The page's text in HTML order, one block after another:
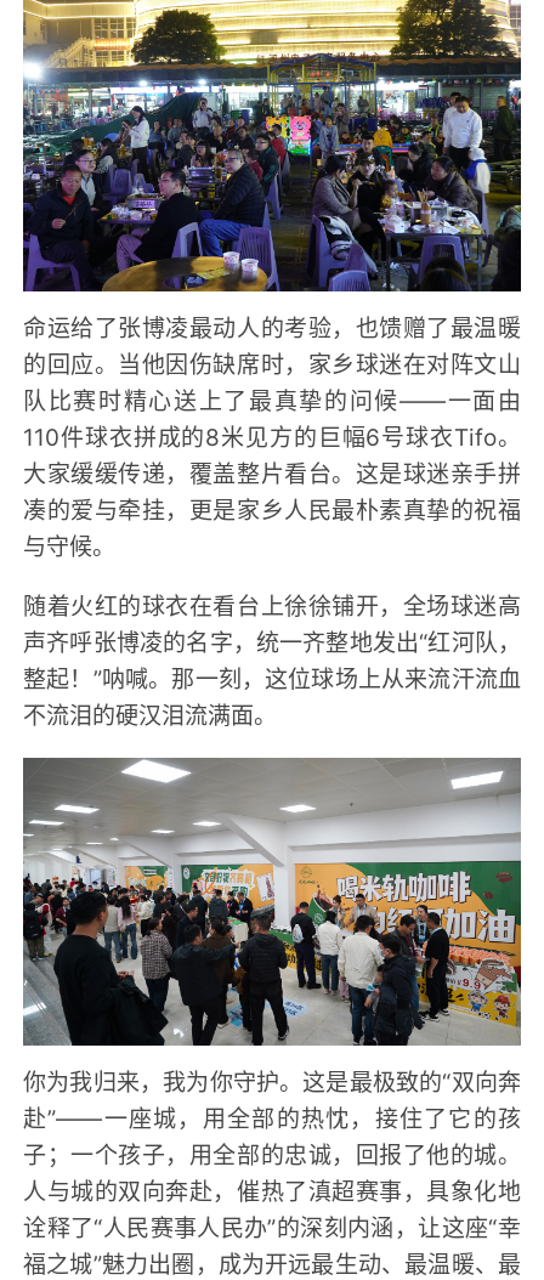
命运给了张博凌最动人的考验，也馈赠了最温暖
的回应。当他因伤缺席时，家乡球迷在对阵文山
队比赛时精心送上了最真挚的问候——一面由
110件球衣拼成的8米见方的巨幅6号球衣Tifo。
大家缓缓传递，覆盖整片看台。这是球迷亲手拼
凑的爱与牵挂，更是家乡人民最朴素真挚的祝福
与守候。
随着火红的球衣在看台上徐徐铺开，全场球迷高
声齐呼张博凌的名字，统一齐整地发出“红河队，
整起！”呐喊。那一刻，这位球场上从来流汗流血
不流泪的硬汉泪流满面。
你为我归来，我为你守护。这是最极致的“双向奔
赴”——一座城，用全部的热忱，接住了它的孩
子；一个孩子，用全部的忠诚，回报了他的城。
人与城的双向奔赴，催热了滇超赛事，具象化地
诠释了“人民赛事人民办”的深刻内涵，让这座“幸
福之城”魅力出圈，成为开远最生动、最温暖、最